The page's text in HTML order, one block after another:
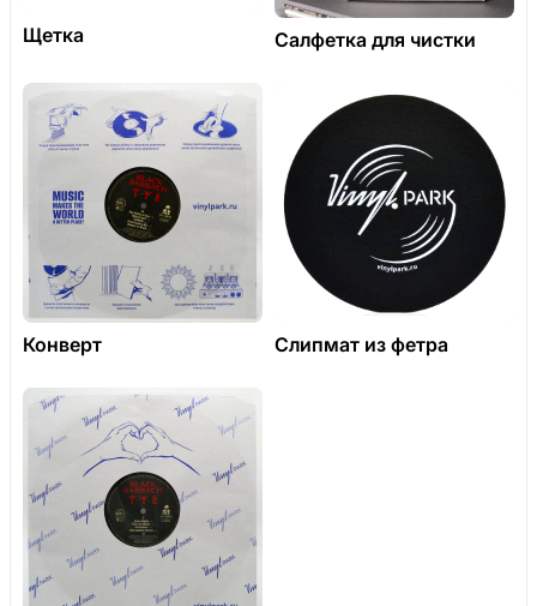
Щетка Салфетка для чистки
Конверт Слипмат из фетра